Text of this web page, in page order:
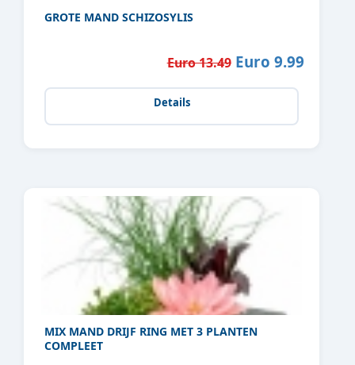
GROTE MAND SCHIZOSYLIS
Euro 13.49Euro 9.99
Details
MIX MAND DRIJF RING MET 3 PLANTEN
COMPLEET